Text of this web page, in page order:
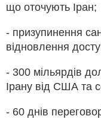
що оточують Іран;
- призупинення
відновлення
- 300 мільярдів
Ірану від США та
- 60 днів